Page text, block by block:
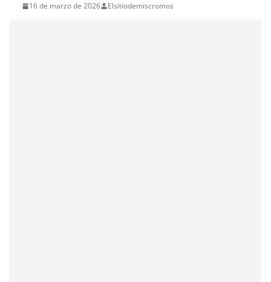
16 de marzo de 2026 Elsitiodemiscromos